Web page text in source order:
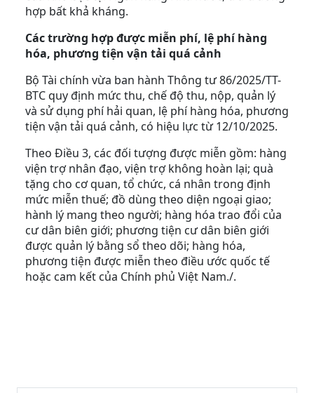
hợp bất khả kháng.
Các trường hợp được miễn phí, lệ phí hàng
hóa, phương tiện vận tải quá cảnh
Bộ Tài chính vừa ban hành Thông tư 86/2025/TT-
BTC quy định mức thu, chế độ thu, nộp, quản lý
và sử dụng phí hải quan, lệ phí hàng hóa, phương
tiện vận tải quá cảnh, có hiệu lực từ 12/10/2025.
Theo Điều 3, các đối tượng được miễn gồm: hàng
viện trợ nhân đạo, viện trợ không hoàn lại; quà
tặng cho cơ quan, tổ chức, cá nhân trong định
mức miễn thuế; đồ dùng theo diện ngoại giao;
hành lý mang theo người; hàng hóa trao đổi của
cư dân biên giới; phương tiện cư dân biên giới
được quản lý bằng sổ theo dõi; hàng hóa,
phương tiện được miễn theo điều ước quốc tế
hoặc cam kết của Chính phủ Việt Nam./.